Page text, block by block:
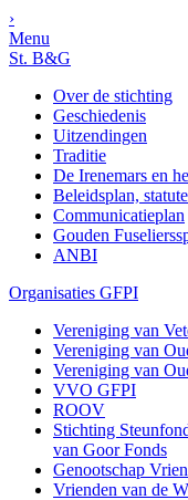
›
Menu
St. B&G
Over de stichting
Geschiedenis
Uitzendingen
Traditie
De Irenemars en
Beleidsplan,
Communicatieplan
Gouden
ANBI
Organisaties GFPI
Vereniging van
Vereniging van
Vereniging van
VVO GFPI
ROOV
Stichting
van Goor Fonds
Genootschap
Vrienden van de